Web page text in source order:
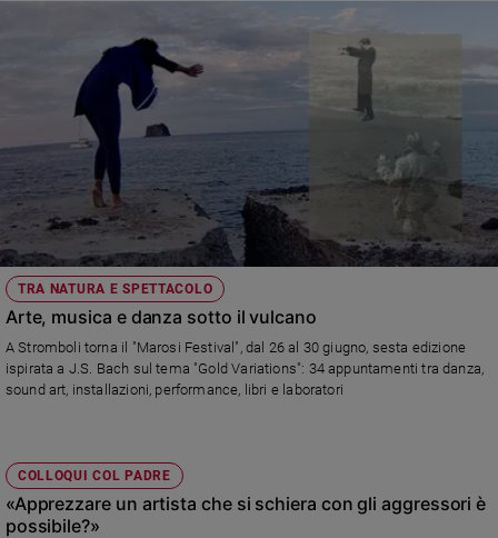
TRA NATURA E SPETTACOLO
Arte, musica e danza sotto il vulcano
A Stromboli torna il "Marosi Festival", dal 26 al 30 giugno, sesta edizione
ispirata a J.S. Bach sul tema "Gold Variations": 34 appuntamenti tra danza,
sound art, installazioni, performance, libri e laboratori
COLLOQUI COL PADRE
«Apprezzare un artista che si schiera con gli aggressori è
possibile?»